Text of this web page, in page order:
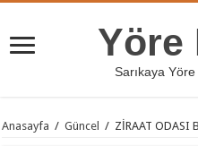
Yöre
Sarıkaya
Anasayfa / Güncel / ZİRAAT ODASI